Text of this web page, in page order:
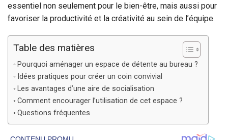
essentiel non seulement pour le bien-être, mais aussi pour
favoriser la productivité et la créativité au sein de l’équipe.
Table des matières
Pourquoi aménager un espace de détente au bureau ?
Idées pratiques pour créer un coin convivial
Les avantages d’une aire de socialisation
Comment encourager l’utilisation de cet espace ?
Questions fréquentes